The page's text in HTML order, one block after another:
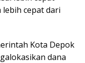
lebih cepat dari
Kota Depok
dana